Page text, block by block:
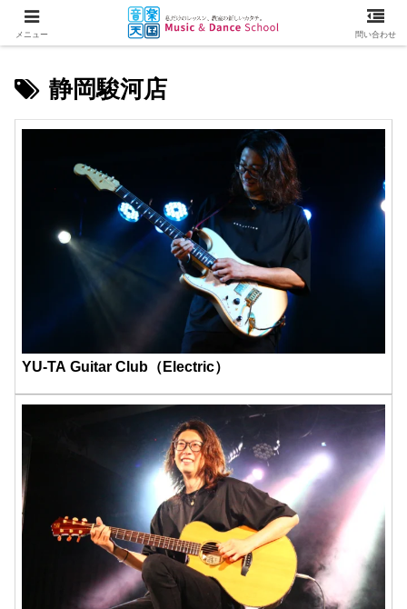
静岡駿河店
YU-TA Guitar Club（Electric）
メニュー 問い合わせ